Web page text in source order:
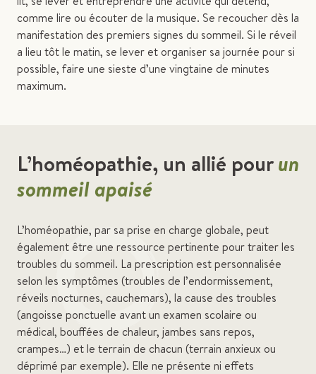
comme lire ou écouter de la musique. Se recoucher dès la
manifestation des premiers signes du sommeil. Si le réveil
a lieu tôt le matin, se lever et organiser sa journée pour si
possible, faire une sieste d’une vingtaine de minutes
maximum.
L’homéopathie, un allié pourun
sommeil apaisé
L’homéopathie, par sa prise en charge globale, peut
également être une ressource pertinente pour traiter les
troubles du sommeil. La prescription est personnalisée
selon les symptômes (troubles de l’endormissement,
réveils nocturnes, cauchemars), la cause des troubles
(angoisse ponctuelle avant un examen scolaire ou
médical, bouffées de chaleur, jambes sans repos,
crampes…) et le terrain de chacun (terrain anxieux ou
déprimé par exemple). Elle ne présente ni effets